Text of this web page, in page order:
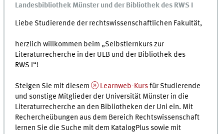
Landesbibliothek Münster und der Bibliothek des RWS I
Liebe Studierende der rechtswissenschaftlichen Fakultät,
herzlich willkommen beim „Selbstlernkurs zur
Literaturrecherche in der ULB und der Bibliothek des
RWS I“!
Steigen Sie mit diesem Learnweb-Kursfür Studierende
und sonstige Mitglieder der Universität Münster in die
Literaturrecherche an den Bibliotheken der Uni ein. Mit
Rechercheübungen aus dem Bereich Rechtswissenschaft
lernen Sie die Suche mit dem KatalogPlus sowie mit